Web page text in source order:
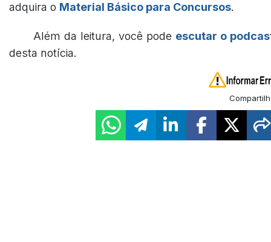
adquira o Material Básico para Concursos.
Além da leitura, você pode escutar o
desta notícia.